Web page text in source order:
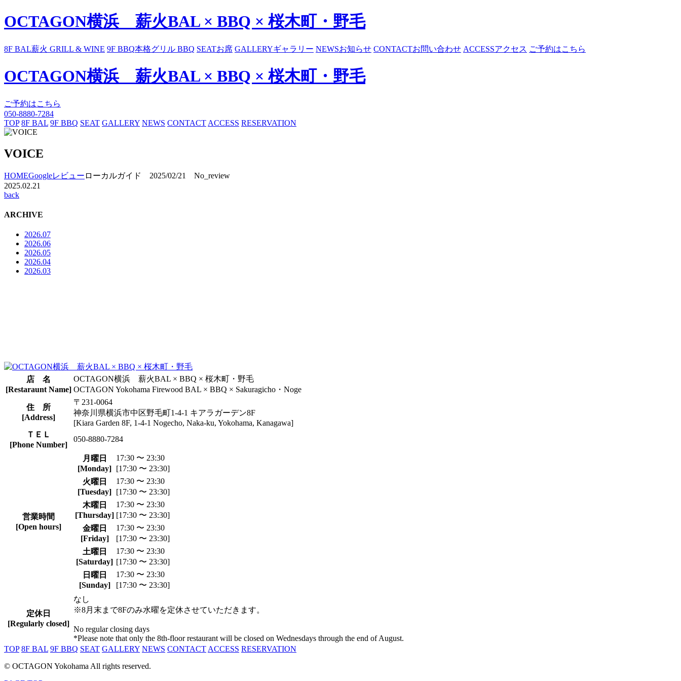
OCTAGON横浜 薪火BAL × BBQ × 桜木町・野毛
8F BAL薪火 GRILL & WINE 9F BBQ本格グリル BBQ SEATお席 GALLERYギャラリー NEWSお知らせ CONTACTお問い合わせ ACCESSアクセス ご予約はこちら
OCTAGON横浜 薪火BAL × BBQ × 桜木町・野毛
ご予約はこちら
050-8880-7284
TOP 8F BAL 9F BBQ SEAT GALLERY NEWS CONTACT ACCESS RESERVATION
VOICE
HOMEGoogleレビュー ローカルガイド 2025/02/21 No_review
2025.02.21
back
ARCHIVE
2026.07
2026.06
2026.05
2026.04
2026.03
店 名
[Restaraunt Name]
OCTAGON横浜 薪火BAL × BBQ × 桜木町・野毛
OCTAGON Yokohama Firewood BAL × BBQ × Sakuragicho・Noge
住 所
[Address]
〒231-0064
神奈川県横浜市中区野毛町1-4-1 キアラガーデン8F
[Kiara Garden 8F, 1-4-1 Nogecho, Naka-ku, Yokohama, Kanagawa]
ＴＥＬ
[Phone Number]
050-8880-7284
営業時間
[Open hours]
月曜日
[Monday]
17:30 〜 23:30
[17:30 〜 23:30]
火曜日
[Tuesday]
17:30 〜 23:30
[17:30 〜 23:30]
木曜日
[Thursday]
17:30 〜 23:30
[17:30 〜 23:30]
金曜日
[Friday]
17:30 〜 23:30
[17:30 〜 23:30]
土曜日
[Saturday]
17:30 〜 23:30
[17:30 〜 23:30]
日曜日
[Sunday]
17:30 〜 23:30
[17:30 〜 23:30]
定休日
[Regularly closed]
なし
※8月末まで8Fのみ水曜を定休させていただきます。
No regular closing days
*Please note that only the 8th-floor restaurant will be closed on Wednesdays through the end of August.
TOP 8F BAL 9F BBQ SEAT GALLERY NEWS CONTACT ACCESS RESERVATION
© OCTAGON Yokohama All rights reserved.